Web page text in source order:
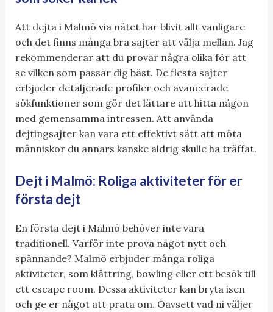
Att dejta i Malmö via nätet har blivit allt vanligare
och det finns många bra sajter att välja mellan. Jag
rekommenderar att du provar några olika för att
se vilken som passar dig bäst. De flesta sajter
erbjuder detaljerade profiler och avancerade
sökfunktioner som gör det lättare att hitta någon
med gemensamma intressen. Att använda
dejtingsajter kan vara ett effektivt sätt att möta
människor du annars kanske aldrig skulle ha träffat.
Dejt i Malmö: Roliga aktiviteter för er
första dejt
En första dejt i Malmö behöver inte vara
traditionell. Varför inte prova något nytt och
spännande? Malmö erbjuder många roliga
aktiviteter, som klättring, bowling eller ett besök till
ett escape room. Dessa aktiviteter kan bryta isen
och ge er något att prata om. Oavsett vad ni väljer